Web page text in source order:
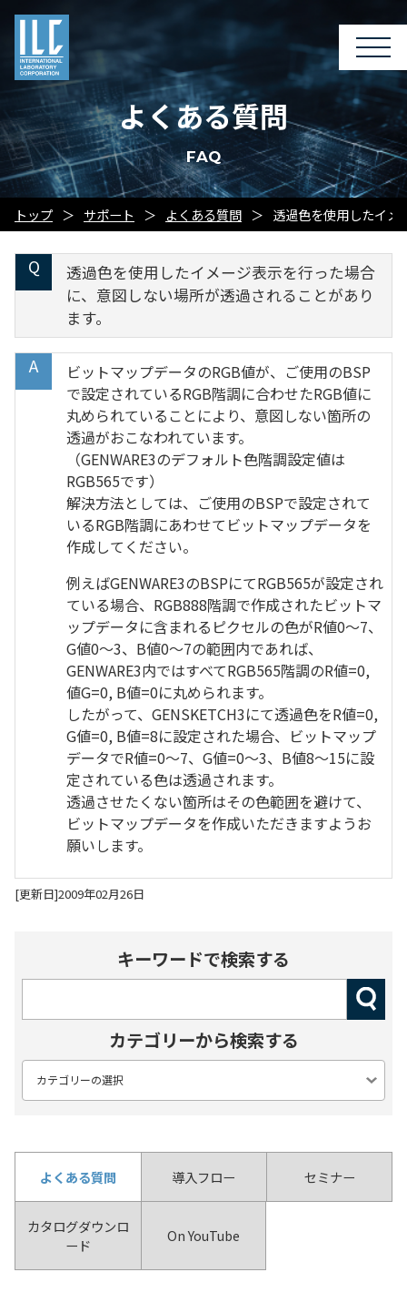
よくある質問
FAQ
トップ サポート よくある質問 透過色を使用したイメ
透過色を使用したイメージ表示を行った場合
に、意図しない場所が透過されることがあり
ます。
ビットマップデータのRGB値が、ご使用のBSP
で設定されているRGB階調に合わせたRGB値に
丸められていることにより、意図しない箇所の
透過がおこなわれています。
（GENWARE3のデフォルト色階調設定値は
RGB565です）
解決方法としては、ご使用のBSPで設定されて
いるRGB階調にあわせてビットマップデータを
作成してください。
例えばGENWARE3のBSPにてRGB565が設定され
ている場合、RGB888階調で作成されたビットマ
ップデータに含まれるピクセルの色がR値0～7、
G値0～3、B値0～7の範囲内であれば、
GENWARE3内ではすべてRGB565階調のR値=0,
値G=0, B値=0に丸められます。
したがって、GENSKETCH3にて透過色をR値=0,
G値=0, B値=8に設定された場合、ビットマップ
データでR値=0～7、G値=0～3、B値8～15に設
定されている色は透過されます。
透過させたくない箇所はその色範囲を避けて、
ビットマップデータを作成いただきますようお
願いします。
[更新日]2009年02月26日
キーワードで検索する
カテゴリーから検索する
よくある質問 導入フロー セミナー
カタログダウンロ
ード
On YouTube